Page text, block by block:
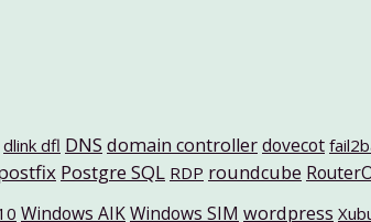
dlink dfl DNS domain controllerdovecot
Postgre SQL RDP roundcube
Windows AIKWindows SIM wordpress